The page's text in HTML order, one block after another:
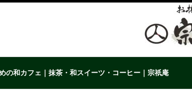
の和カフェ｜抹茶・和スイーツ・コーヒー｜宗祇庵